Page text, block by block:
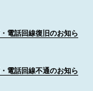
電話回線復旧のお知ら
電話回線不通のお知ら